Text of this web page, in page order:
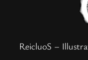
ReicluoS –